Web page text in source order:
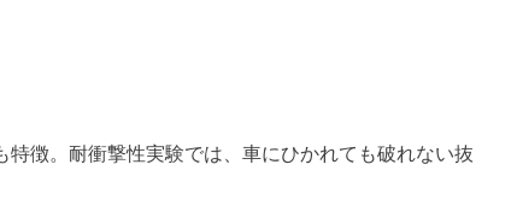
特徴。耐衝撃性実験では、車にひかれても破れない抜